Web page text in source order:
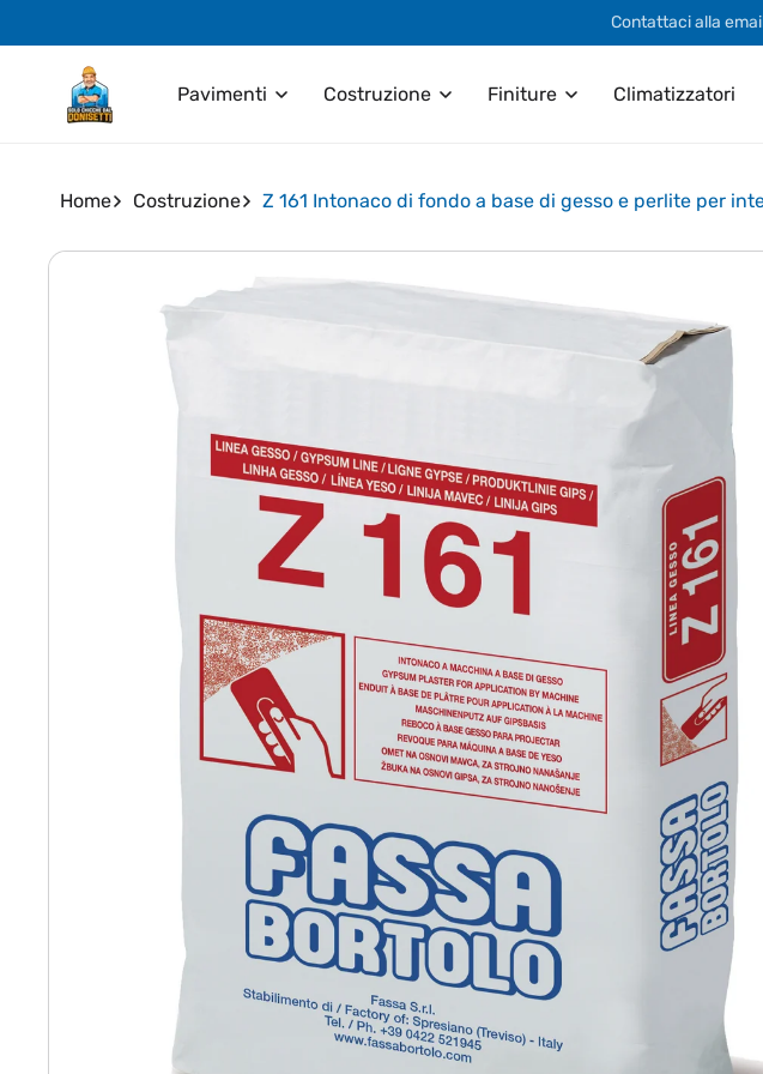
ai contenuti
Contattaci alla
Pavimenti Costruzione Finiture Climatizzatori
Home Costruzione Z 161 Intonaco di fondo a base di gesso e perlite per
Passa alle
sul prodotto